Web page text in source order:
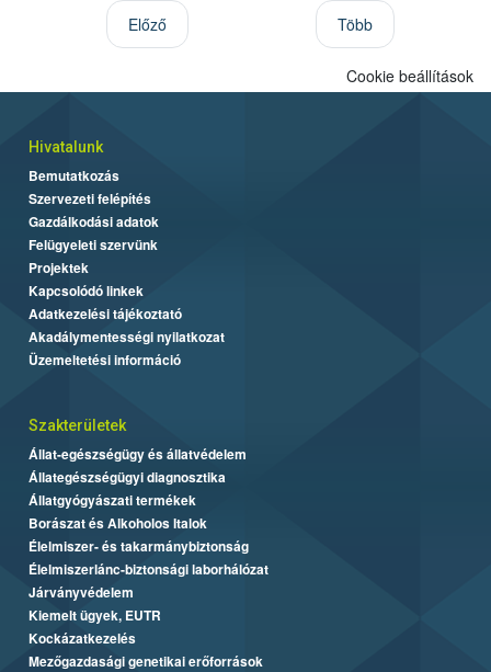
Előző Több
Cookie beállítások
Hivatalunk
Bemutatkozás
Szervezeti felépítés
Gazdálkodási adatok
Felügyeleti szervünk
Projektek
Kapcsolódó linkek
Adatkezelési tájékoztató
Akadálymentességi nyilatkozat
Üzemeltetési információ
Szakterületek
Állat-egészségügy és állatvédelem
Állategészségügyi diagnosztika
Állatgyógyászati termékek
Borászat és Alkoholos Italok
Élelmiszer- és takarmánybiztonság
Élelmiszerlánc-biztonsági laborhálózat
Járványvédelem
Kiemelt ügyek, EUTR
Kockázatkezelés
Mezőgazdasági genetikai erőforrások